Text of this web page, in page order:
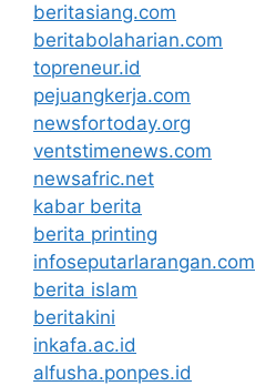
beritasiang.com
beritabolaharian.com
topreneur.id
pejuangkerja.com
newsfortoday.org
ventstimenews.com
newsafric.net
kabar berita
berita printing
infoseputarlarangan.com
berita islam
beritakini
inkafa.ac.id
alfusha.ponpes.id